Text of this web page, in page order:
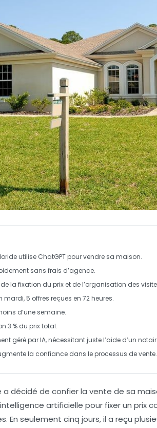
utilise ChatGPTpour vendre sa maison.
sans frais d’agence.
la fixation du prix et de l’organisation des
mardi, 5 offres reçues en 72 heures.
d’une semaine.
3 % du prix total.
géré parIA, nécessitant juste l’aide d’un
la confiance dans le processus de vente.
a décidé de confier la vente de sa
artificielle pour fixer un
En seulement cinq jours, il a reçu